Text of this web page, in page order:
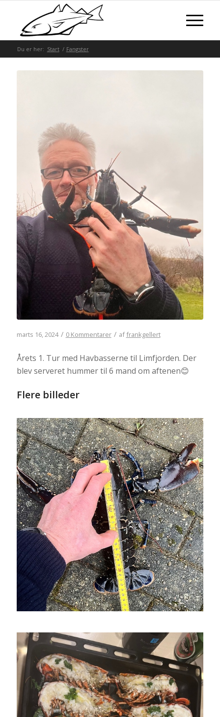
Du er her: Start / Fangster
marts 16, 2024 / 0 Kommentarer / affrankgellert
Årets 1. Tur med Havbasserne til Limfjorden. Der
blev serveret hummer til 6 mand om aftenen😊
Flere billeder